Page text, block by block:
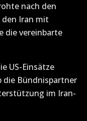
nach den
Iran mit
die vereinbarte
US-Einsätze
Bündnispartner
im Iran-